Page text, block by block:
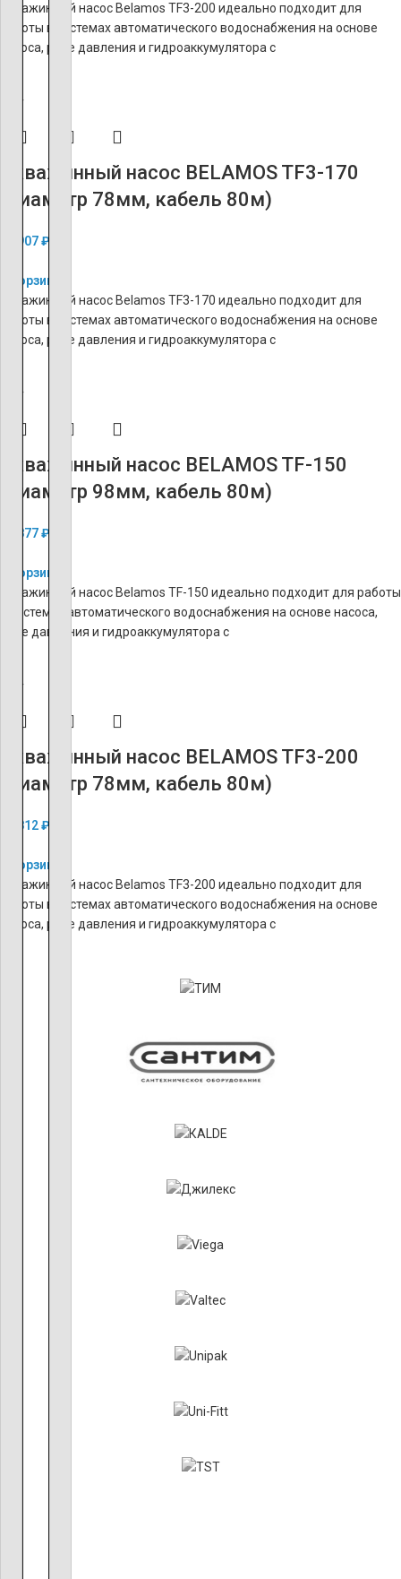
Скважинный насос Belamos TF3-200 идеально подходит для
работы в системах автоматического водоснабжения на основе
насоса, реле давления и гидроаккумулятора с
ХИТ
Скважинный насос BELAMOS TF3-170
(диаметр 78мм, кабель 80м)
38 907₽
В корзину
Скважинный насос Belamos TF3-170 идеально подходит для
работы в системах автоматического водоснабжения на основе
насоса, реле давления и гидроаккумулятора с
ХИТ
Скважинный насос BELAMOS TF-150
(диаметр 98мм, кабель 80м)
42 877₽
В корзину
Скважинный насос Belamos TF-150 идеально подходит для работы
в системах автоматического водоснабжения на основе насоса,
реле давления и гидроаккумулятора с
ХИТ
Скважинный насос BELAMOS TF3-200
(диаметр 78мм, кабель 80м)
46 812₽
В корзину
Скважинный насос Belamos TF3-200 идеально подходит для
работы в системах автоматического водоснабжения на основе
насоса, реле давления и гидроаккумулятора с